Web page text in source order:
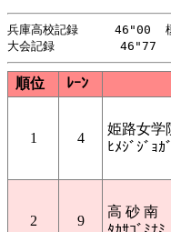
兵庫高校記録     46"00
順位 ﾚｰﾝ
1 4
姫路女学
ﾋﾒｼﾞｼﾞｮｶ
2 9
高 砂 南